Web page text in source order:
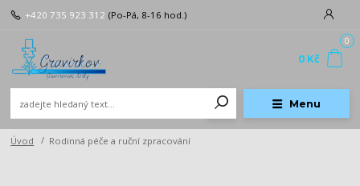
Menu
+420 735 923 312 (Po-Pá, 8-16 hod.)
0
0 Kč
Úvod ​​​​​​​Rodinná péče a ruční zpracování